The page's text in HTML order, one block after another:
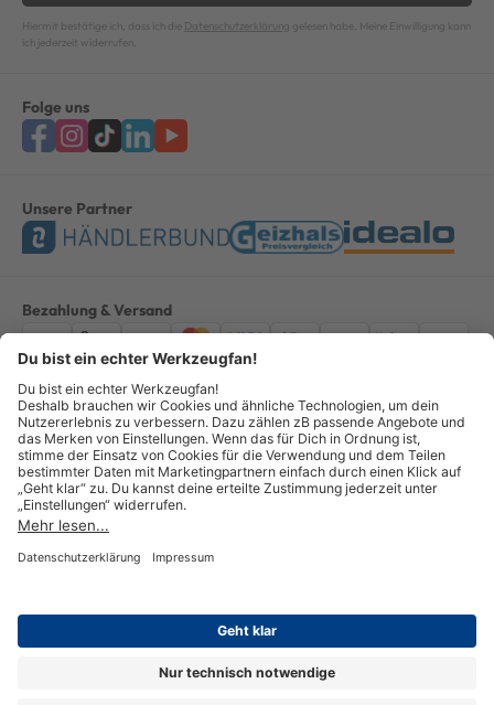
Hiermit bestätige ich, dass ich die Datenschutzerklärung gelesen habe. Meine Einwilligung kann
ich jederzeit widerrufen.
Folge uns
Unsere Partner
Bezahlung & Versand
ImpressumAGBDatenschutzWiderruf Vertrag widerrufen
Alle Preise verstehen sich inkl. ges. MwSt. *Kostenloser Versand innerhalb
Deutschlands, bei Bestellungen ab 100,00 Euro.
© Copyright 2026 GOTOOLS GmbH - Alle Rechte vorbehalten. powered by
createyourtemplate